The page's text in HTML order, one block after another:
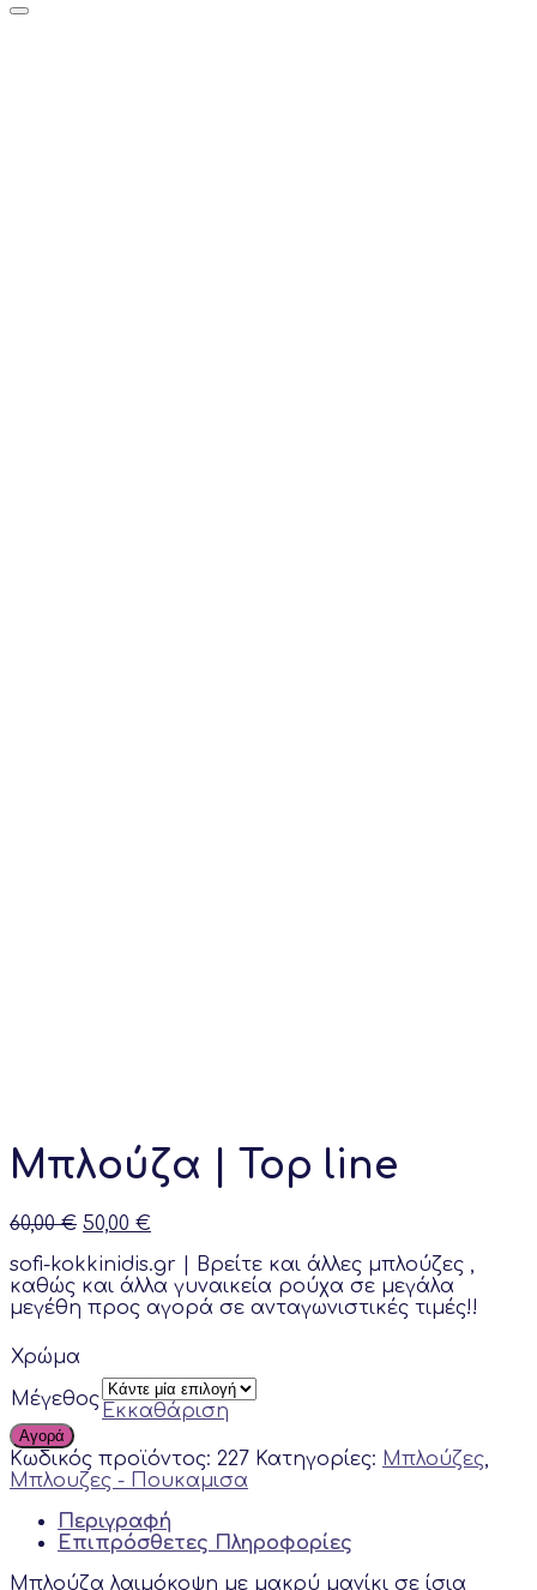
Μπλούζα | Top line
60,00€ Original
was:
60,00 €.
50,00 €
is:
50,00 €.
sofi-kokkinidis.gr | Bρείτε και άλλες μπλούζες ,
καθώς και άλλα γυναικεία ρούχα σε μεγάλα
μεγέθη προς αγορά σε ανταγωνιστικές τιμές!!
Χρώμα
Μέγεθος
Εκκαθάριση
Αγορά
Κωδικός προϊόντος: 227 Κατηγορίες: Μπλούζες,
Μπλουζες - Πουκαμισα
Περιγραφή
Επιπρόσθετες Πληροφορίες
Μπλούζα λαιμόκοψη με μακρύ μανίκι σε ίσια